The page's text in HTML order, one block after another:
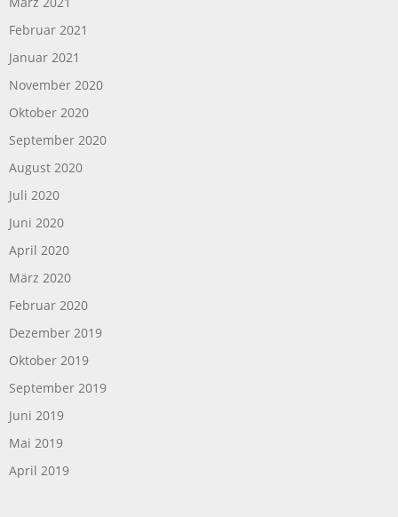
Februar 2021
Januar 2021
November 2020
Oktober 2020
September 2020
August 2020
Juli 2020
Juni 2020
April 2020
März 2020
Februar 2020
Dezember 2019
Oktober 2019
September 2019
Juni 2019
Mai 2019
April 2019